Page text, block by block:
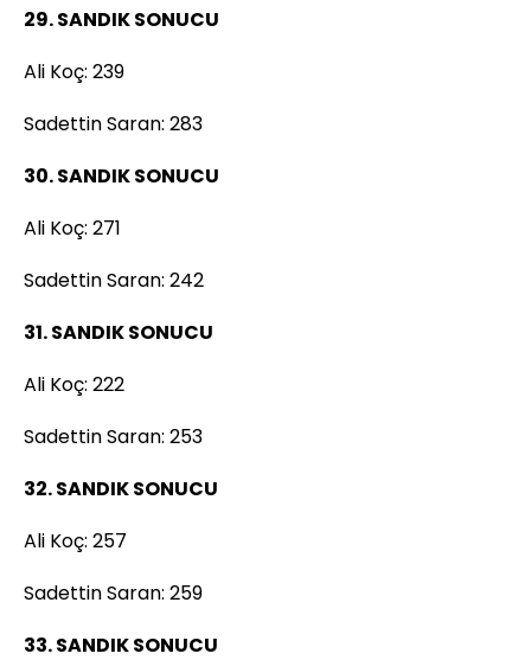
29. SANDIK SONUCU
Ali Koç: 239
Sadettin Saran: 283
30. SANDIK SONUCU
Ali Koç: 271
Sadettin Saran: 242
31. SANDIK SONUCU
Ali Koç: 222
Sadettin Saran: 253
32. SANDIK SONUCU
Ali Koç: 257
Sadettin Saran: 259
33. SANDIK SONUCU